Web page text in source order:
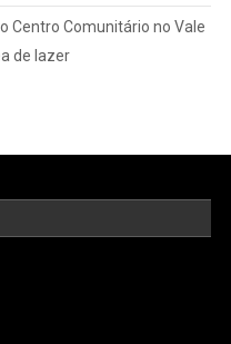
Centro Comunitário no Vale
de lazer